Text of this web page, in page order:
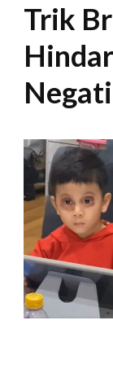
Trik